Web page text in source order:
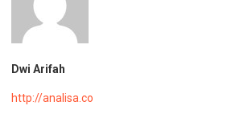
Dwi Arifah
http://analisa.co